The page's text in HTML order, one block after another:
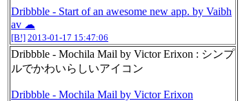
Dribbble - Start of an awesome new app. by Vaibh
av ☁
[B!] 2013-01-17 15:47:06
Dribbble - Mochila Mail by Victor Erixon : シンプ
ルでかわいらしいアイコン
Dribbble - Mochila Mail by Victor Erixon